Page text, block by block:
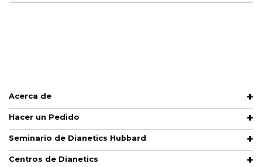
Acerca de
Hacer un Pedido
Seminario de Dianetics Hubbard
Centros de Dianetics